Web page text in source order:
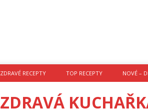
ZDRAVÉ RECEPTY TOP RECEPTY NOVÉ –
ZDRAVÁ